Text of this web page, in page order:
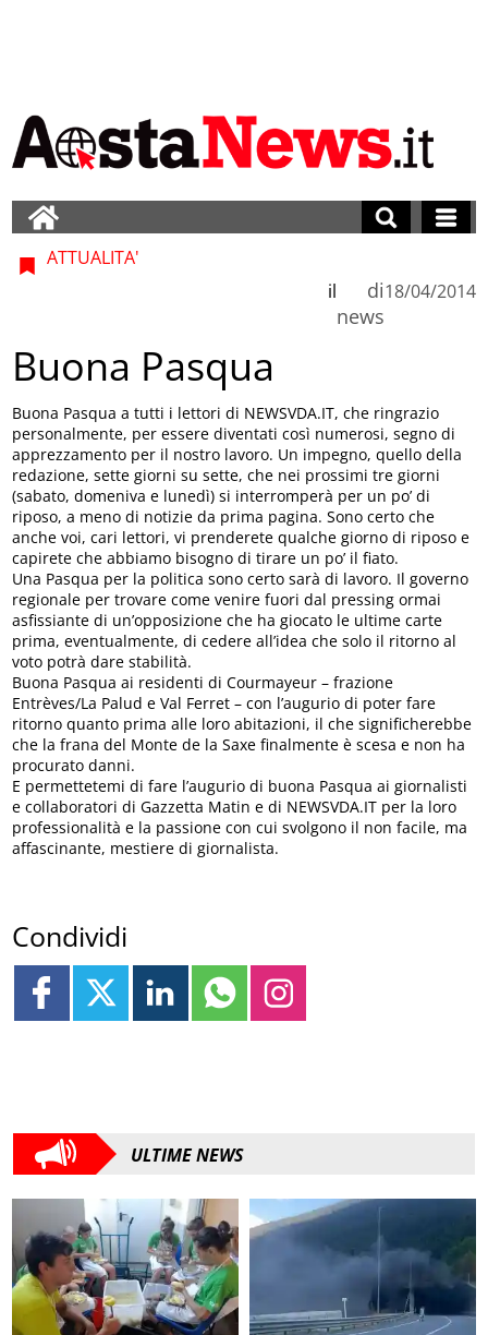
ATTUALITA'
di
news
il 18/04/2014
Buona Pasqua
Buona Pasqua a tutti i lettori di NEWSVDA.IT, che ringrazio
personalmente, per essere diventati così numerosi, segno di
apprezzamento per il nostro lavoro. Un impegno, quello della
redazione, sette giorni su sette, che nei prossimi tre giorni
(sabato, domeniva e lunedì) si interromperà per un po’ di
riposo, a meno di notizie da prima pagina. Sono certo che
anche voi, cari lettori, vi prenderete qualche giorno di riposo e
capirete che abbiamo bisogno di tirare un po’ il fiato.
Una Pasqua per la politica sono certo sarà di lavoro. Il governo
regionale per trovare come venire fuori dal pressing ormai
asfissiante di un’opposizione che ha giocato le ultime carte
prima, eventualmente, di cedere all’idea che solo il ritorno al
voto potrà dare stabilità.
Buona Pasqua ai residenti di Courmayeur – frazione
Entrèves/La Palud e Val Ferret – con l’augurio di poter fare
ritorno quanto prima alle loro abitazioni, il che significherebbe
che la frana del Monte de la Saxe finalmente è scesa e non ha
procurato danni.
E permettetemi di fare l’augurio di buona Pasqua ai giornalisti
e collaboratori di Gazzetta Matin e di NEWSVDA.IT per la loro
professionalità e la passione con cui svolgono il non facile, ma
affascinante, mestiere di giornalista.
Condividi
ULTIME NEWS